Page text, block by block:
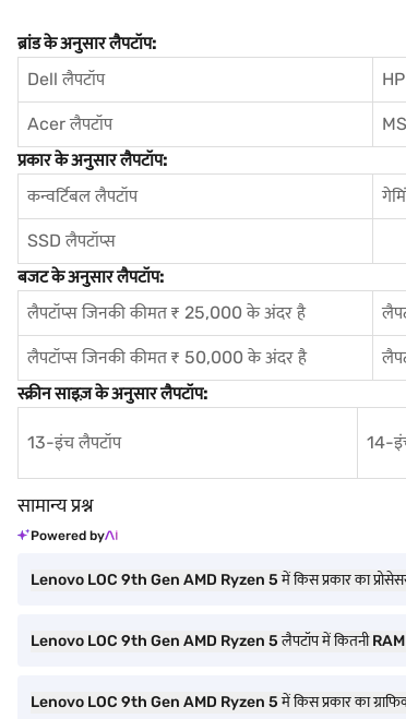
ब्रांड के अनुसार लैपटॉप:
Dell लैपटॉप
Acer लैपटॉप
प्रकार के अनुसार लैपटॉप:
कन्वर्टिबल लैपटॉप
SSD लैपटॉप्स
बजट के अनुसार लैपटॉप:
लैपटॉप्स जिनकी कीमत ₹ 25,000 के अंदर है
लैपटॉप्स जिनकी कीमत ₹ 50,000 के अंदर है
स्क्रीन साइज़ के अनुसार लैपटॉप:
13-इंच लैपटॉप 14-
सामान्य प्रश्न
Powered by
Lenovo LOC 9th Gen AMD Ryzen 5 में किस प्रकार का
Lenovo LOC 9th Gen AMD Ryzen 5 लैपटॉप में कितनी
Lenovo LOC 9th Gen AMD Ryzen 5 में किस प्रकार का